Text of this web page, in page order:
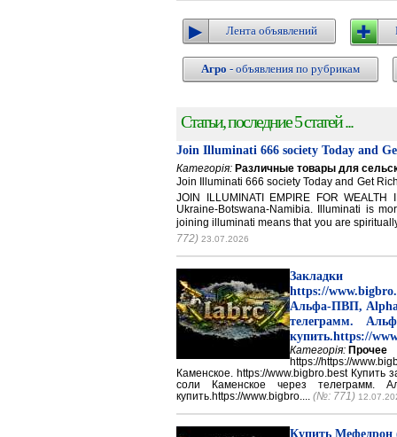
Лента объявлений
Агро - объявления по рубрикам
Статьи, последние 5 статей ...
Join Illuminati 666 society Today and
Категорія: Различные товары для
Join Illuminati 666 society Today and Get
JOIN ILLUMINATI EMPIRE FOR WEALTH
Ukraine-Botswana-Namibia. Illuminati is
joining illuminati means that you are
772) 23.07.2026
Закладки
https://
Альфа-ПВП, Alpha
телеграмм.
купить.https://
Категорія: Прочее
https://https://
Каменское. https://www.bigbro.best Купить
соли Каменское через телеграмм.
купить.https://www.bigbro.... (№: 771)
Купить